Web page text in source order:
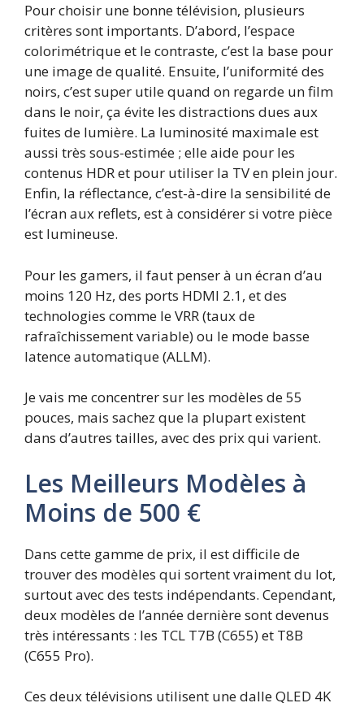
Pour choisir une bonne télévision, plusieurs
critères sont importants. D’abord, l’espace
colorimétrique et le contraste, c’est la base pour
une image de qualité. Ensuite, l’uniformité des
noirs, c’est super utile quand on regarde un film
dans le noir, ça évite les distractions dues aux
fuites de lumière. La luminosité maximale est
aussi très sous-estimée ; elle aide pour les
contenus HDR et pour utiliser la TV en plein jour.
Enfin, la réflectance, c’est-à-dire la sensibilité de
l’écran aux reflets, est à considérer si votre pièce
est lumineuse.
Pour les gamers, il faut penser à un écran d’au
moins 120 Hz, des ports HDMI 2.1, et des
technologies comme le VRR (taux de
rafraîchissement variable) ou le mode basse
latence automatique (ALLM).
Je vais me concentrer sur les modèles de 55
pouces, mais sachez que la plupart existent
dans d’autres tailles, avec des prix qui varient.
Les Meilleurs Modèles à
Moins de 500 €
Dans cette gamme de prix, il est difficile de
trouver des modèles qui sortent vraiment du lot,
surtout avec des tests indépendants. Cependant,
deux modèles de l’année dernière sont devenus
très intéressants : les TCL T7B (C655) et T8B
(C655 Pro).
Ces deux télévisions utilisent une dalle QLED 4K